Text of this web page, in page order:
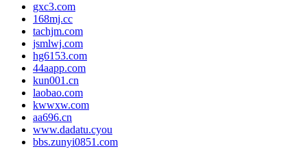
gxc3.com
168mj.cc
tachjm.com
jsmlwj.com
hg6153.com
44aapp.com
kun001.cn
laobao.com
kwwxw.com
aa696.cn
www.dadatu.cyou
bbs.zunyi0851.com